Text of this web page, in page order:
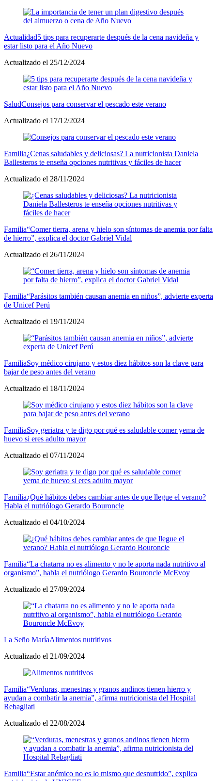
Actualidad5 tips para recuperarte después de la cena navideña y
estar listo para el Año Nuevo
Actualizado el 25/12/2024
SaludConsejos para conservar el pescado este verano
Actualizado el 17/12/2024
Familia¿Cenas saludables y deliciosas? La nutricionista Daniela
Ballesteros te enseña opciones nutritivas y fáciles de hacer
Actualizado el 28/11/2024
Familia“Comer tierra, arena y hielo son síntomas de anemia por falta
de hierro”, explica el doctor Gabriel Vidal
Actualizado el 26/11/2024
Familia“Parásitos también causan anemia en niños”, advierte experta
de Unicef Perú
Actualizado el 19/11/2024
FamiliaSoy médico cirujano y estos diez hábitos son la clave para
bajar de peso antes del verano
Actualizado el 18/11/2024
FamiliaSoy geriatra y te digo por qué es saludable comer yema de
huevo si eres adulto mayor
Actualizado el 07/11/2024
Familia¿Qué hábitos debes cambiar antes de que llegue el verano?
Habla el nutriólogo Gerardo Bouroncle
Actualizado el 04/10/2024
Familia“La chatarra no es alimento y no le aporta nada nutritivo al
organismo”, habla el nutriólogo Gerardo Bouroncle McEvoy
Actualizado el 27/09/2024
La Seño MaríaAlimentos nutritivos
Actualizado el 21/09/2024
Familia“Verduras, menestras y granos andinos tienen hierro y
ayudan a combatir la anemia”, afirma nutricionista del Hospital
Rebagliati
Actualizado el 22/08/2024
Familia“Estar anémico no es lo mismo que desnutrido”, explica